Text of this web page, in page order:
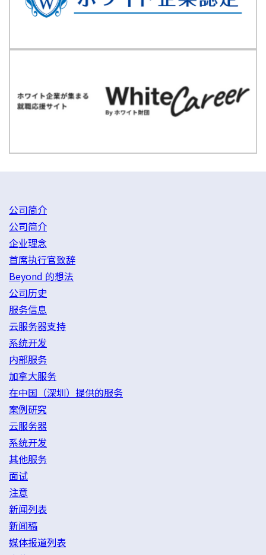
公司简介
公司简介
企业理念
首席执行官致辞
Beyond 的想法
公司历史
服务信息
云服务器支持
系统开发
内部服务
加拿大服务
在中国（深圳）提供的服务
案例研究
云服务器
系统开发
其他服务
面试
注意
新闻列表
新闻稿
媒体报道列表